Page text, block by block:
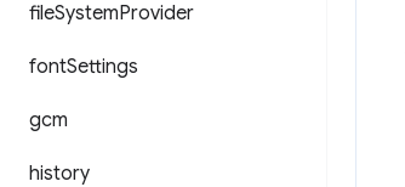
fileSystemProvider
fontSettings
gcm
history